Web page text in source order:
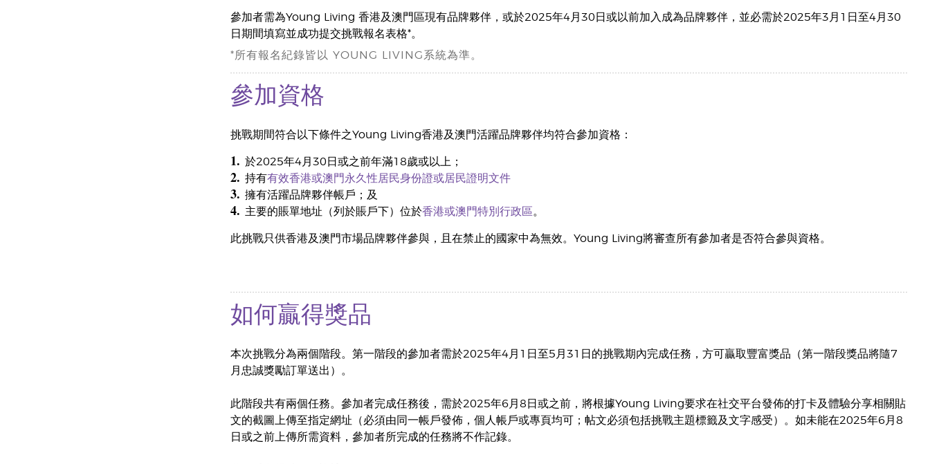
參加者需為Young Living 香港及澳門區現有品牌夥伴，或於2025年4月30日或以前加入成為品牌夥伴，並必需於2025年3月1日至4月30
日期間填寫並成功提交挑戰報名表格*。
*所有報名紀錄皆以 YOUNG LIVING系統為準。
參加資格
挑戰期間符合以下條件之Young Living香港及澳門活躍品牌夥伴均符合參加資格：
1. 於2025年4月30日或之前年滿18歲或以上；
2. 持有有效香港或澳門永久性居民身份證或居民證明文件
3. 擁有活躍品牌夥伴帳戶；及
4. 主要的賬單地址（列於賬戶下）位於香港或澳門特別行政區 。
此挑戰只供香港及澳門市場品牌夥伴參與，且在禁止的國家中為無效。Young Living將審查所有參加者是否符合參與資格。
如何贏得獎品
本次挑戰分為兩個階段。第一階段的參加者需於2025年4月1日至5月31日的挑戰期內完成任務，方可贏取豐富獎品（第一階段獎品將隨7
月忠誠獎勵訂單送出）。
此階段共有兩個任務。參加者完成任務後，需於2025年6月8日或之前，將根據Young Living要求在社交平台發佈的打卡及體驗分享相關貼
文的截圖上傳至指定網址（必須由同一帳戶發佈，個人帳戶或專頁均可；帖文必須包括挑戰主題標籤及文字感受）。如未能在2025年6月8
日或之前上傳所需資料，參加者所完成的任務將不作記錄。